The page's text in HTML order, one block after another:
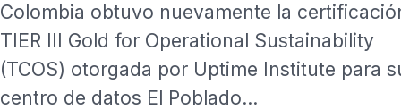
Colombia obtuvo nuevamente la
TIER III Gold for Operational Sustainability
(TCOS) otorgada por Uptime Institute para
centro de datos El Poblado...